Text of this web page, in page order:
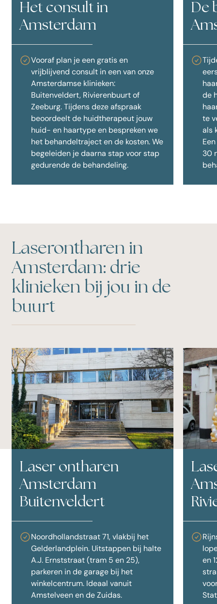
Het consult in
Amsterdam
Vooraf plan je een gratis en
vrijblijvend consult in een van onze
Amsterdamse klinieken:
Buitenveldert, Rivierenbuurt of
Zeeburg. Tijdens deze afspraak
beoordeelt de huidtherapeut jouw
huid- en haartype en bespreken we
het behandeltraject en de kosten. We
begeleiden je daarna stap voor stap
gedurende de behandeling.
De
de
te
als
30
Laserontharen in
Amsterdam: drie
klinieken bij jou in de
buurt
Laser ontharen
Amsterdam
Buitenveldert
Noordhollandstraat 71, vlakbij het
Gelderlandplein. Uitstappen bij halte
A.J. Ernststraat (tram 5 en 25),
parkeren in de garage bij het
winkelcentrum. Ideaal vanuit
Amstelveen en de Zuidas.
en